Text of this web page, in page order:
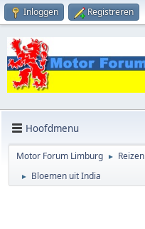
Inloggen Registreren
Hoofdmenu
Motor Forum Limburg ► Reizen
► Bloemen uit India